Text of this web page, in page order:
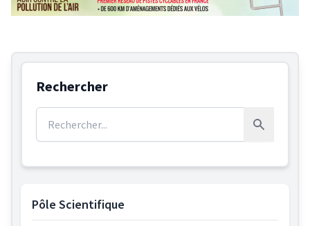
Rechercher
Rechercher :
Rechercher
Pôle Scientifique